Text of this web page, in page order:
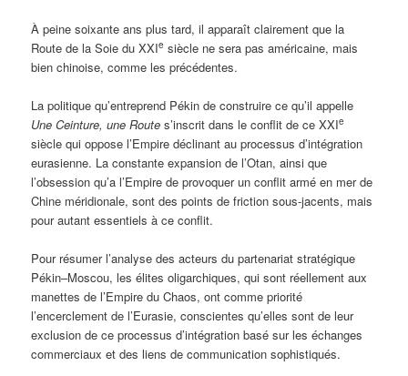
À peine soixante ans plus tard, il apparaît clairement que la
Route de la Soie du XXIe siècle ne sera pas américaine, mais
bien chinoise, comme les précédentes.
La politique qu’entreprend Pékin de construire ce qu’il appelle
Une Ceinture, une Route s’inscrit dans le conflit de ce XXIe
siècle qui oppose l’Empire déclinant au processus d’intégration
eurasienne. La constante expansion de l’Otan, ainsi que
l’obsession qu’a l’Empire de provoquer un conflit armé en mer de
Chine méridionale, sont des points de friction sous-jacents, mais
pour autant essentiels à ce conflit.
Pour résumer l’analyse des acteurs du partenariat stratégique
Pékin–Moscou, les élites oligarchiques, qui sont réellement aux
manettes de l’Empire du Chaos, ont comme priorité
l’encerclement de l’Eurasie, conscientes qu’elles sont de leur
exclusion de ce processus d’intégration basé sur les échanges
commerciaux et des liens de communication sophistiqués.